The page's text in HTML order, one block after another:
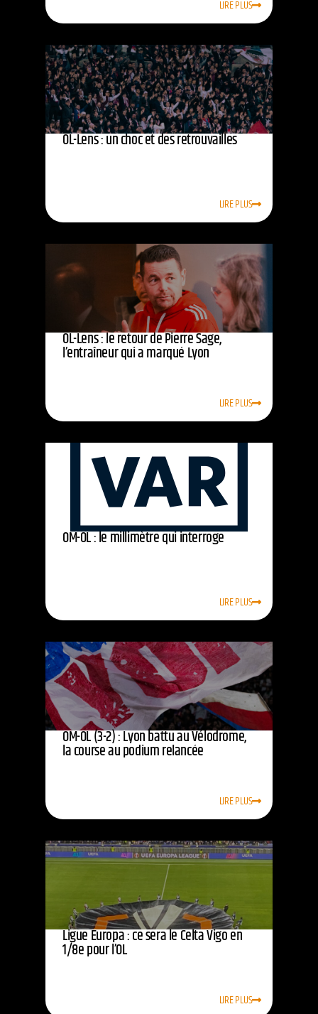
LIRE PLUS
OL-Lens : un choc et des retrouvailles
LIRE PLUS
OL-Lens : le retour de Pierre Sage,
l’entraîneur qui a marqué Lyon
LIRE PLUS
OM-OL : le millimètre qui interroge
LIRE PLUS
OM-OL (3-2) : Lyon battu au Vélodrome,
la course au podium relancée
LIRE PLUS
Ligue Europa : ce sera le Celta Vigo en
1/8e pour l’OL
LIRE PLUS